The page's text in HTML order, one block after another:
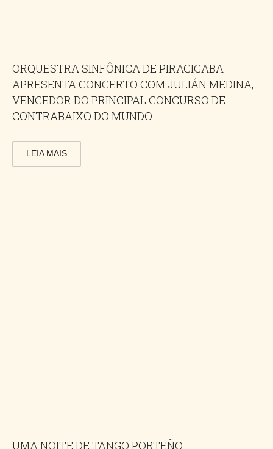
ORQUESTRA SINFÔNICA DE PIRACICABA
APRESENTA CONCERTO COM JULIÁN MEDINA,
VENCEDOR DO PRINCIPAL CONCURSO DE
CONTRABAIXO DO MUNDO
LEIA MAIS
UMA NOITE DE TANGO PORTEÑO